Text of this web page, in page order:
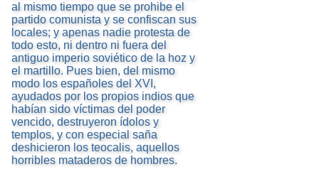
al mismo tiempo que se prohibe el
partido comunista y se confiscan sus
locales; y apenas nadie protesta de
todo esto, ni dentro ni fuera del
antiguo imperio soviético de la hoz y
el martillo. Pues bien, del mismo
modo los españoles del XVI,
ayudados por los propios indios que
habían sido víctimas del poder
vencido, destruyeron ídolos y
templos, y con especial saña
deshicieron los teocalis, aquellos
horribles mataderos de hombres.